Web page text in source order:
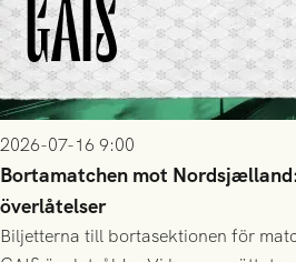
2026-07-16 9:00
Bortamatchen mot
överlåtelser
Biljetterna till bortasektionen för